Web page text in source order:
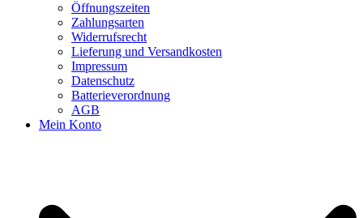
Öffnungszeiten
Zahlungsarten
Widerrufsrecht
Lieferung und Versandkosten
Impressum
Datenschutz
Batterieverordnung
AGB
Mein Konto